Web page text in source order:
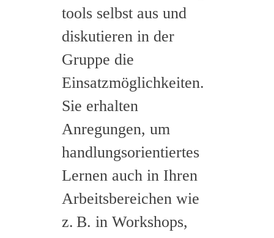
tools selbst aus und
diskutieren in der
Gruppe die
Einsatzmöglichkeiten.
Sie erhalten
Anregungen, um
handlungsorientiertes
Lernen auch in Ihren
Arbeitsbereichen wie
z. B. in Workshops,